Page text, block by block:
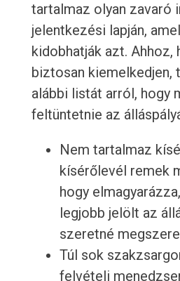
tartalmaz olyan zavaró
jelentkezési lapján,
kidobhatják azt. Ahhoz,
biztosan kiemelkedjen,
alábbi listát arról, hogy
feltüntetnie az
Nem tartalmaz
kísérőlevél remek
hogy
legjobb jelölt az
szeretné
Túl sok
felvételi